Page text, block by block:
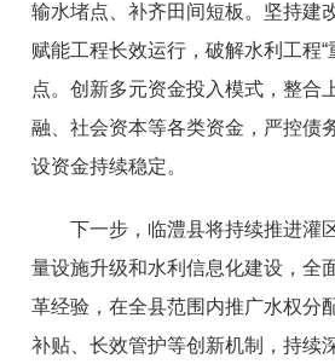
输水堵点、补齐田间短板。坚持建
赋能工程长效运行，破解水利工程“
点。创新多元资金投入模式，整合
融、社会资本等各类资金，严控债
设资金持续稳定。
下一步，临澧县将持续推进灌
量设施升级和水利信息化建设，全
革经验，在全县范围内推广水权分
补贴、长效管护等创新机制，持续